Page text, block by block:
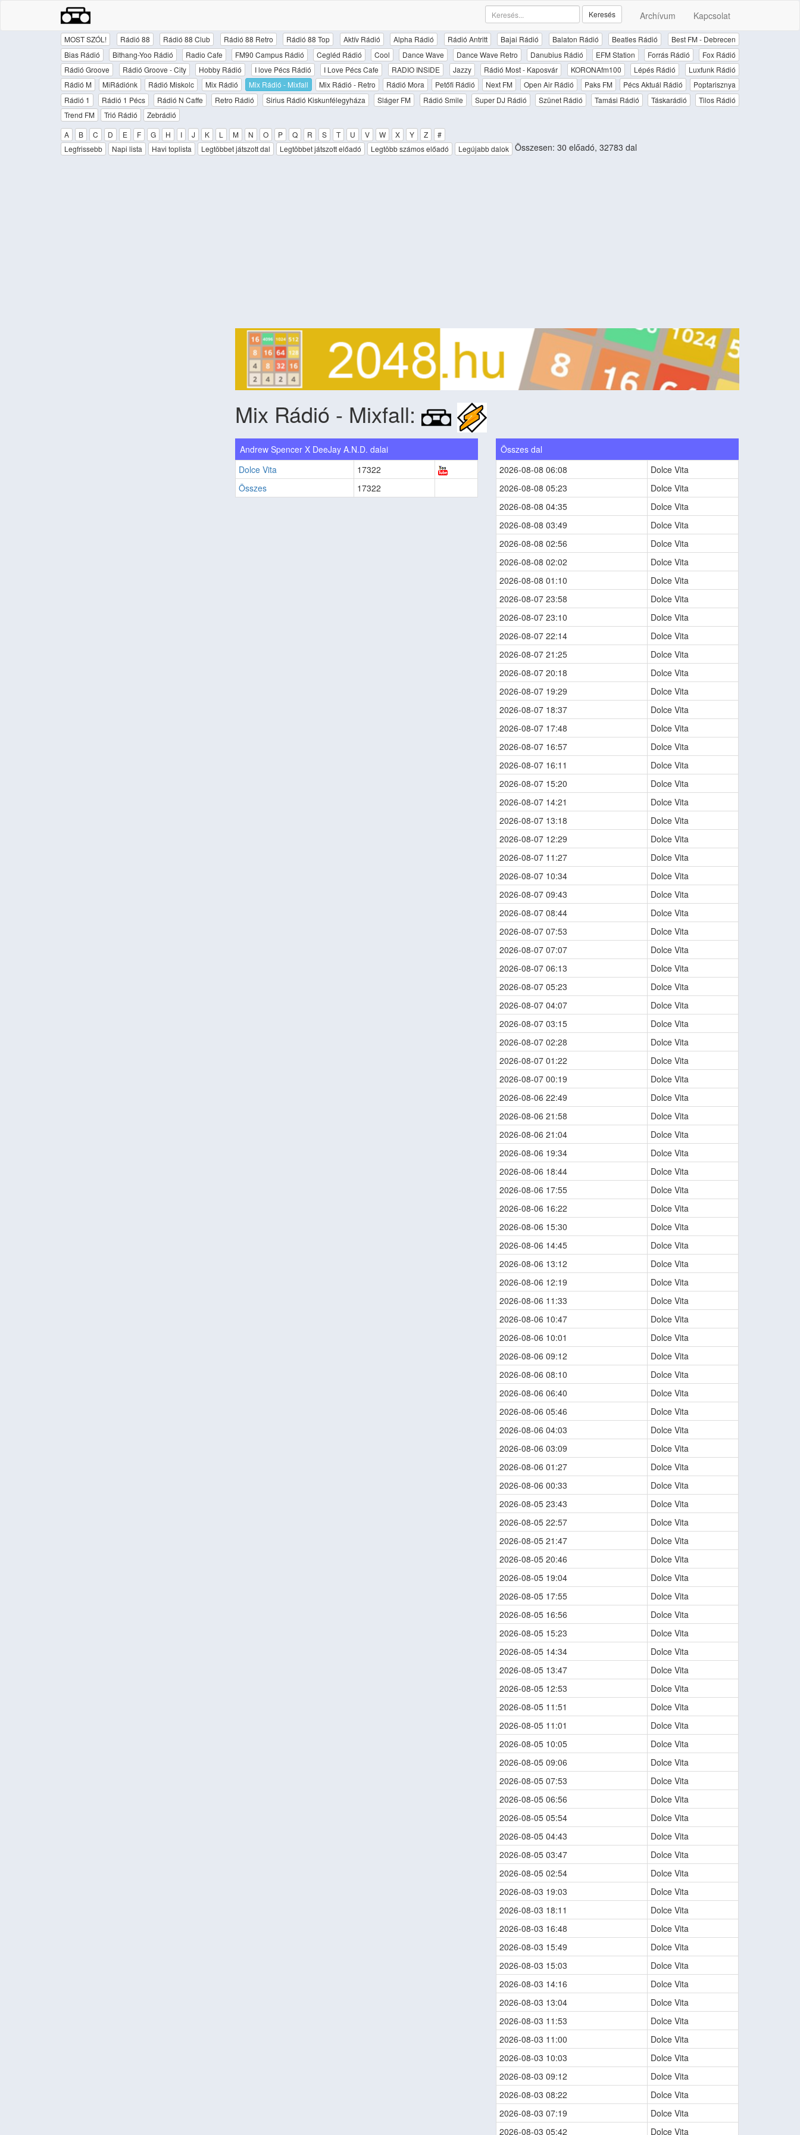
Archívum Kapcsolat
Keresés
MOST SZÓL! Rádió 88 Rádió 88 Club Rádió 88 Retro Rádió 88 Top Aktív Rádió Alpha Rádió Rádió Antritt Bajai Rádió Balaton Rádió Beatles Rádió
Best FM - Debrecen
Bias Rádió
Bithang-Yoo Rádió Radio Cafe FM90 Campus Rádió Cegléd Rádió Cool Dance Wave Dance Wave Retro Danubius Rádió EFM Station Forrás Rádió
Fox Rádió
Rádió Groove
Rádió Groove - City Hobby Rádió I love Pécs Rádió I Love Pécs Cafe RADIO INSIDE Jazzy Rádió Most - Kaposvár KORONAfm100 Lépés Rádió
Luxfunk Rádió
Rádió M
MiRádiónk Rádió Miskolc Mix Rádió Mix Rádió - Mixfall Mix Rádió - Retro Rádió Mora Petőfi Rádió Next FM Open Air Rádió Paks FM Pécs Aktuál Rádió
Poptarisznya
Rádió 1
Rádió 1 Pécs Rádió N Caffe Retro Rádió Sirius Rádió Kiskunfélegyháza Sláger FM Rádió Smile Super DJ Rádió Szünet Rádió Tamási Rádió Táskarádió
Tilos Rádió
Trend FM
Trió Rádió
Zebrádió
A
B C D E F G H I J K L M N O P Q R S T U V W X Y Z
#
Legfrissebb
Napi lista Havi toplista Legtöbbet játszott dal Legtöbbet játszott előadó Legtöbb számos előadó Legújabb dalok Összesen: 30 előadó, 32783 dal
Mix Rádió - Mixfall:
Andrew Spencer X DeeJay A.N.D. dalai
Dolce Vita
17322
Összes
17322
Összes dal
2026-08-08 06:08
Dolce Vita
2026-08-08 05:23
Dolce Vita
2026-08-08 04:35
Dolce Vita
2026-08-08 03:49
Dolce Vita
2026-08-08 02:56
Dolce Vita
2026-08-08 02:02
Dolce Vita
2026-08-08 01:10
Dolce Vita
2026-08-07 23:58
Dolce Vita
2026-08-07 23:10
Dolce Vita
2026-08-07 22:14
Dolce Vita
2026-08-07 21:25
Dolce Vita
2026-08-07 20:18
Dolce Vita
2026-08-07 19:29
Dolce Vita
2026-08-07 18:37
Dolce Vita
2026-08-07 17:48
Dolce Vita
2026-08-07 16:57
Dolce Vita
2026-08-07 16:11
Dolce Vita
2026-08-07 15:20
Dolce Vita
2026-08-07 14:21
Dolce Vita
2026-08-07 13:18
Dolce Vita
2026-08-07 12:29
Dolce Vita
2026-08-07 11:27
Dolce Vita
2026-08-07 10:34
Dolce Vita
2026-08-07 09:43
Dolce Vita
2026-08-07 08:44
Dolce Vita
2026-08-07 07:53
Dolce Vita
2026-08-07 07:07
Dolce Vita
2026-08-07 06:13
Dolce Vita
2026-08-07 05:23
Dolce Vita
2026-08-07 04:07
Dolce Vita
2026-08-07 03:15
Dolce Vita
2026-08-07 02:28
Dolce Vita
2026-08-07 01:22
Dolce Vita
2026-08-07 00:19
Dolce Vita
2026-08-06 22:49
Dolce Vita
2026-08-06 21:58
Dolce Vita
2026-08-06 21:04
Dolce Vita
2026-08-06 19:34
Dolce Vita
2026-08-06 18:44
Dolce Vita
2026-08-06 17:55
Dolce Vita
2026-08-06 16:22
Dolce Vita
2026-08-06 15:30
Dolce Vita
2026-08-06 14:45
Dolce Vita
2026-08-06 13:12
Dolce Vita
2026-08-06 12:19
Dolce Vita
2026-08-06 11:33
Dolce Vita
2026-08-06 10:47
Dolce Vita
2026-08-06 10:01
Dolce Vita
2026-08-06 09:12
Dolce Vita
2026-08-06 08:10
Dolce Vita
2026-08-06 06:40
Dolce Vita
2026-08-06 05:46
Dolce Vita
2026-08-06 04:03
Dolce Vita
2026-08-06 03:09
Dolce Vita
2026-08-06 01:27
Dolce Vita
2026-08-06 00:33
Dolce Vita
2026-08-05 23:43
Dolce Vita
2026-08-05 22:57
Dolce Vita
2026-08-05 21:47
Dolce Vita
2026-08-05 20:46
Dolce Vita
2026-08-05 19:04
Dolce Vita
2026-08-05 17:55
Dolce Vita
2026-08-05 16:56
Dolce Vita
2026-08-05 15:23
Dolce Vita
2026-08-05 14:34
Dolce Vita
2026-08-05 13:47
Dolce Vita
2026-08-05 12:53
Dolce Vita
2026-08-05 11:51
Dolce Vita
2026-08-05 11:01
Dolce Vita
2026-08-05 10:05
Dolce Vita
2026-08-05 09:06
Dolce Vita
2026-08-05 07:53
Dolce Vita
2026-08-05 06:56
Dolce Vita
2026-08-05 05:54
Dolce Vita
2026-08-05 04:43
Dolce Vita
2026-08-05 03:47
Dolce Vita
2026-08-05 02:54
Dolce Vita
2026-08-03 19:03
Dolce Vita
2026-08-03 18:11
Dolce Vita
2026-08-03 16:48
Dolce Vita
2026-08-03 15:49
Dolce Vita
2026-08-03 15:03
Dolce Vita
2026-08-03 14:16
Dolce Vita
2026-08-03 13:04
Dolce Vita
2026-08-03 11:53
Dolce Vita
2026-08-03 11:00
Dolce Vita
2026-08-03 10:03
Dolce Vita
2026-08-03 09:12
Dolce Vita
2026-08-03 08:22
Dolce Vita
2026-08-03 07:19
Dolce Vita
2026-08-03 05:42
Dolce Vita